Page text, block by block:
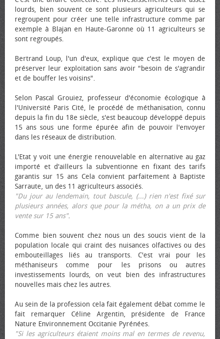
lourds, bien souvent ce sont plusieurs agriculteurs qui se
regroupent pour créer une telle infrastructure comme par
exemple à Blajan en Haute-Garonne où 11 agriculteurs se
sont regroupés.
Bertrand Loup, l'un d'eux, explique que c'est le moyen de
préserver leur exploitation sans avoir "besoin de s'agrandir
et de bouffer les voisins".
Selon Pascal Grouiez, professeur d'économie écologique à
l'Université Paris Cité, le procédé de méthanisation, connu
depuis la fin du 18e siècle, s'est beaucoup développé depuis
15 ans sous une forme épurée afin de pouvoir l'envoyer
dans les réseaux de distribution.
L'Etat y voit une énergie renouvelable en alternative au gaz
importé et d'ailleurs la subventionne en fixant des tarifs
garantis sur 15 ans Cela convient parfaitement à Baptiste
Sarraute, un des 11 agriculteurs associés.
"Du jour au lendemain, tout bascule, (...) rien n'est fixé sur
plusieurs années, alors que pour la métha, on a un prix de
vente sur 15 ans".
Comme bien souvent chez nous un des soucis vient de la
population locale qui craint des nuisances olfactives ou des
embouteillages liés au transports. C'est vrai pour les
méthaniseurs comme pour les prisons ou autres
investissements lourds, on veut bien des infrastructures
nouvelles mais chez les autres.
Au sein de la profession cela fait également débat comme le
fait remarquer Céline Argentin, présidente de France
Nature Environnement Occitanie Pyrénées.
"Si les agriculteurs étaient moins mal en termes de revenu,